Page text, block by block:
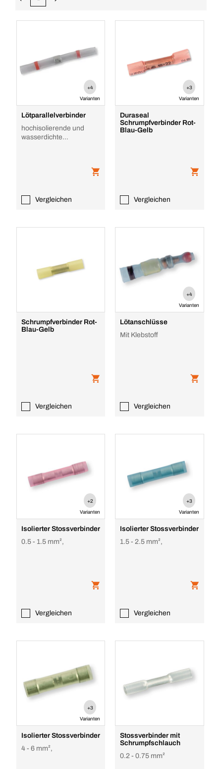
+4
Varianten
Lötparallelverbinder
hochisolierende und
wasserdichte
Vergleichen
+3
Varianten
Duraseal
Schrumpfverbinder Rot-
Blau-Gelb
Vergleichen
Schrumpfverbinder Rot-
Blau-Gelb
Vergleichen
+4
Varianten
Lötanschlüsse
Mit Klebstoff
Vergleichen
+2
Varianten
Isolierter Stossverbinder
0.5 - 1.5 mm²,
Vergleichen
+3
Varianten
Isolierter Stossverbinder
1.5 - 2.5 mm²,
Vergleichen
+3
Varianten
Isolierter Stossverbinder
4 - 6 mm²,
Stossverbinder mit
Schrumpfschlauch
0.2 - 0.75 mm²